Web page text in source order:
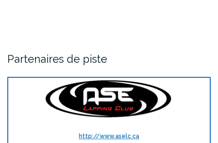
Partenaires de piste
http://www.aselc.ca